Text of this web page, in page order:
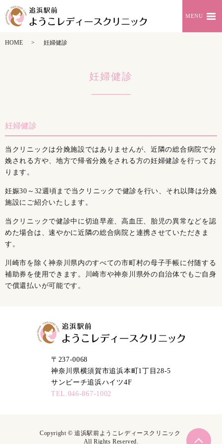
MENU
HOME 妊婦健診
妊婦健診
妊婦健診
当クリニックは分娩施設ではありませんが、近隣の総合病院で分
娩される方や、地方で帰省分娩をされる方の妊婦健診を行ってお
ります。
妊娠30～32週頃まで当クリニックで健診を行い、それ以降は分娩
施設にご紹介いたします。
当クリニックで健診中に切迫早産、高血圧、胎児の異常などを認
めた場合は、速やかに近隣の総合病院と連携させていただきま
す。
川崎市を除く神奈川県内のすべての市町村の母子手帳に付随する
補助券を使用できます。川崎市や神奈川県外の自治体でもご自身
で償還払いが可能です。
〒237-0068
神奈川県横須賀市追浜本町1丁目28-5
サンビーチ追浜ハイツ4F
TEL.046-867-1002
Copyright © 追浜駅前ようこレディースクリニック
All Rights Reserved.